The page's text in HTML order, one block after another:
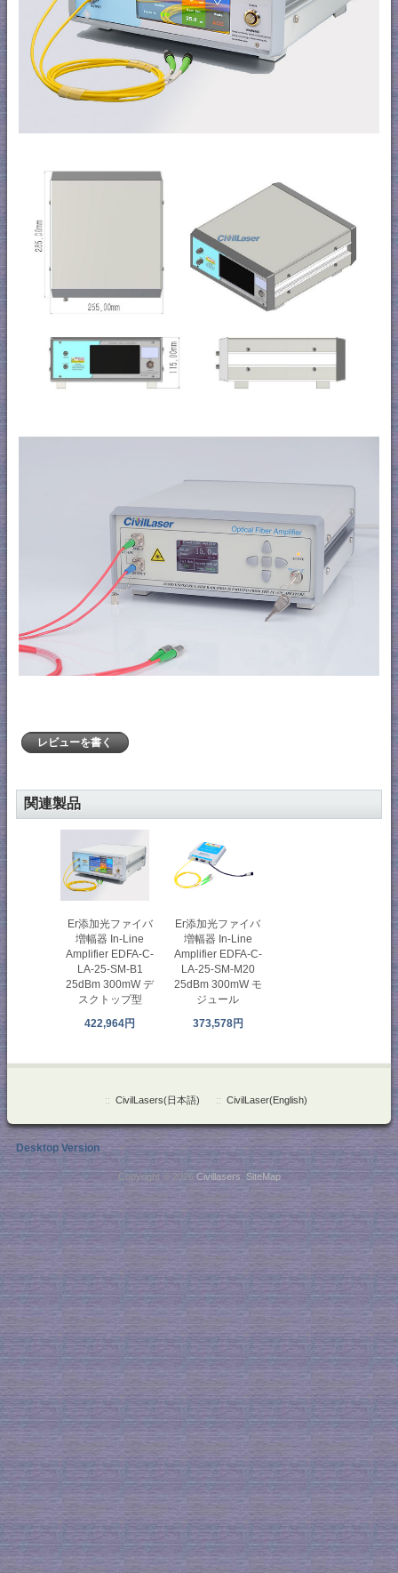
レビューを書く
関連製品
Er添加光ファイバ
増幅器 In-Line
Amplifier EDFA-C-
LA-25-SM-B1
25dBm 300mW デ
スクトップ型
422,964円
Er添加光ファイバ
増幅器 In-Line
Amplifier EDFA-C-
LA-25-SM-M20
25dBm 300mW モ
ジュール
373,578円
:: CivilLasers(日本語) :: CivilLaser(English)
Desktop Version
Copyright © 2026 Civillasers SiteMap